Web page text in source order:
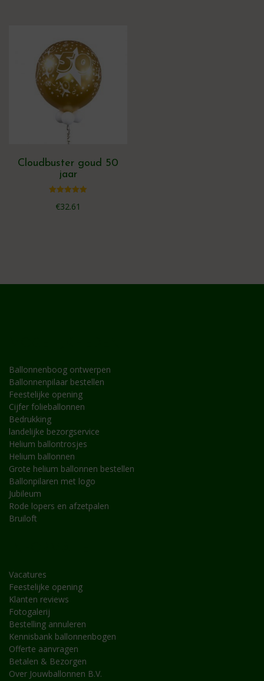
was:
€12.10.
€7.50.
Cloudbuster goud 50
jaar
5.00
€32.61
Ballonnenboog ontwerpen
Ballonnenpilaar bestellen
Feestelijke opening
Cijfer folieballonnen
Bedrukking
landelijke bezorgservice
Helium ballontrosjes
Helium ballonnen
Grote helium ballonnen bestellen
Ballonpilaren met logo
Jubileum
Rode lopers en afzetpalen
Bruiloft
Vacatures
Feestelijke opening
Klanten reviews
Fotogalerij
Bestelling annuleren
Kennisbank ballonnenbogen
Offerte aanvragen
Betalen & Bezorgen
Over Jouwballonnen B.V.